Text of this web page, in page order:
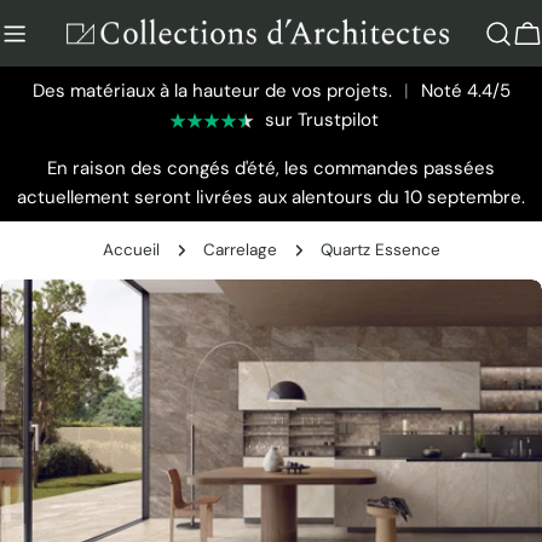
au
contenu
Des matériaux à la hauteur de vos projets. | Noté 4.4/5
sur Trustpilot
En raison des congés d'été, les commandes passées
actuellement seront livrées aux alentours du 10 septembre.
Accueil Carrelage Quartz Essence
Passer
aux
informations
sur
le
produit
le média 0 en mode modal